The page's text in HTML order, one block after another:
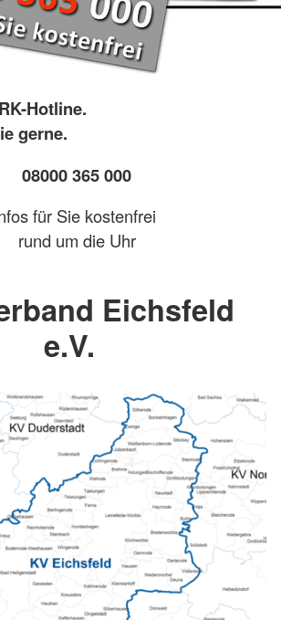
Hotline.
gerne.
08000 365 000
für Sie kostenfrei
rund um die Uhr
Eichsfeld
e.V.